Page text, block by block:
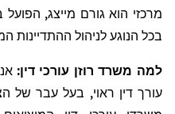
מרכזי הוא גורם מייצג,
בכל הנוגע לניהול ההתדיינות
למה משרד רוזן עורכי דין:
עורך דין ראוי, בעל עבר של